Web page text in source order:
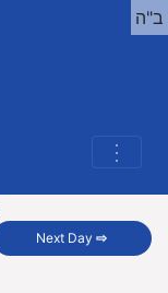
⋮
ב"ה
Next Day⇨